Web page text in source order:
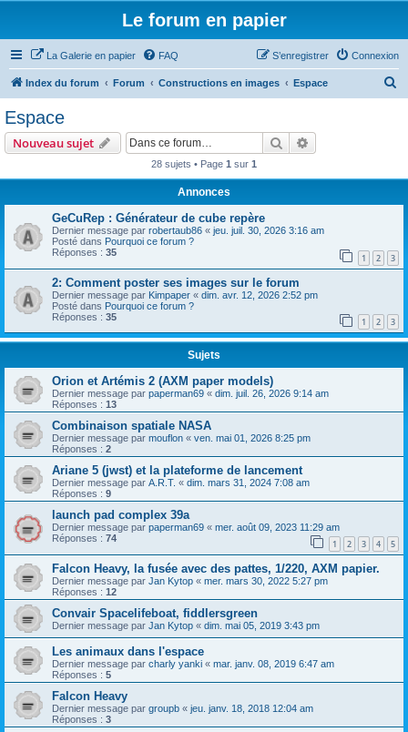
Le forum en papier
La Galerie en papier FAQ Connexion
S’enregistrer
Index du forum Forum Constructions en images Espace
Espace
Nouveau sujet Rechercher
28 sujets • Page 1 sur 1
Annonces
GeCuRep : Générateur de cube repère
Dernier message par robertaub86 « jeu. juil. 30, 2026 3:16 am
Posté dans Pourquoi ce forum ?
Réponses : 35 1 2 3
2: Comment poster ses images sur le forum
Dernier message par Kimpaper « dim. avr. 12, 2026 2:52 pm
Posté dans Pourquoi ce forum ?
Réponses : 35 1 2 3
Sujets
Orion et Artémis 2 (AXM paper models)
Dernier message par paperman69 « dim. juil. 26, 2026 9:14 am
Réponses : 13
Combinaison spatiale NASA
Dernier message par mouflon « ven. mai 01, 2026 8:25 pm
Réponses : 2
Ariane 5 (jwst) et la plateforme de lancement
Dernier message par A.R.T. « dim. mars 31, 2024 7:08 am
Réponses : 9
launch pad complex 39a
Dernier message par paperman69 « mer. août 09, 2023 11:29 am
Réponses : 74 1 2 3 4 5
Falcon Heavy, la fusée avec des pattes, 1/220, AXM papier.
Dernier message par Jan Kytop « mer. mars 30, 2022 5:27 pm
Réponses : 12
Convair Spacelifeboat, fiddlersgreen
Dernier message par Jan Kytop « dim. mai 05, 2019 3:43 pm
Les animaux dans l'espace
Dernier message par charly yanki « mar. janv. 08, 2019 6:47 am
Réponses : 5
Falcon Heavy
Dernier message par groupb « jeu. janv. 18, 2018 12:04 am
Réponses : 3